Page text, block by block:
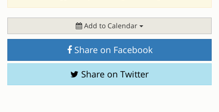
Add to Calendar
Share on Facebook
Share on Twitter